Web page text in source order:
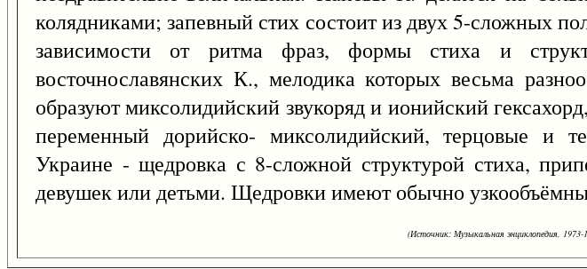
колядниками; запевный стих состоит из двух 5-сложных
зависимости от ритма фраз, формы стиха и
восточнославянских К., мелодика которых весьма
образуют миксолидийский звукоряд и ионийский
переменный дорийско- миксолидийский, терцовые и
Украине - щедровка с 8-сложной структурой стиха,
девушек или детьми. Щедровки имеют обычно
(Источник: Музыкальная энциклопедия, 1973-